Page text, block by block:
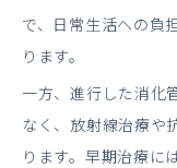
で、日常生活への負
ります。
一方、進行した消化
なく、放射線治療や
ります。早期治療に